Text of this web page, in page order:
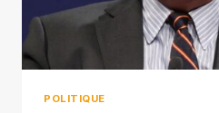
POLITIQUE